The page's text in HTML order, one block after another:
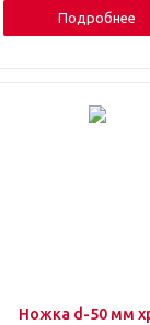
Подробнее
Ножка d-50 мм